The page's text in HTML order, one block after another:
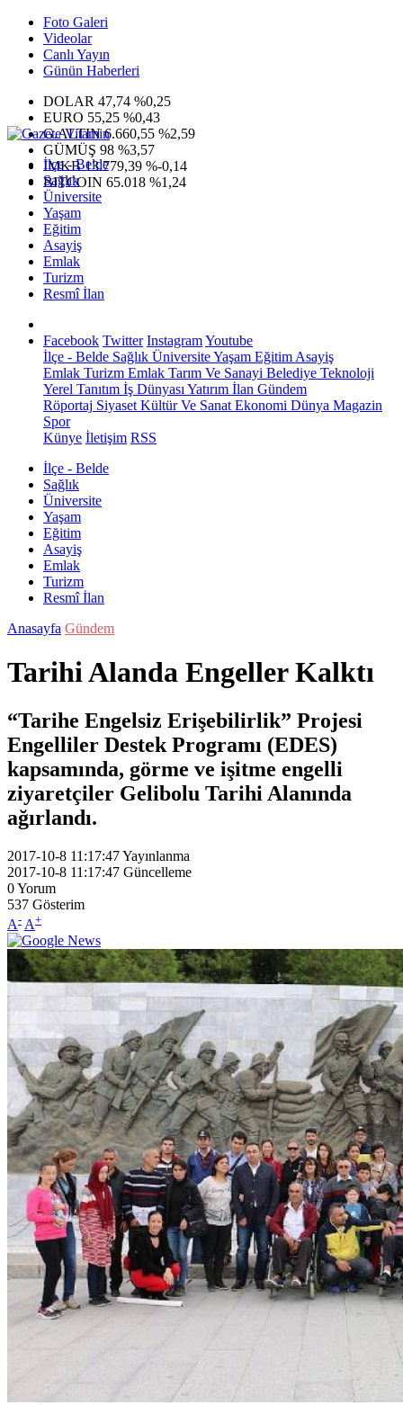
Foto Galeri
Videolar
Canlı Yayın
Günün Haberleri
DOLAR 47,74 %0,25
EURO 55,25 %0,43
G.ALTIN6.660,55 %2,59
GÜMÜŞ 98 %3,57
IMKB13.779,39 %-0,14
BITCOIN 65.018 %1,24
İlçe - Belde
Sağlık
Üniversite
Yaşam
Eğitim
Asayiş
Emlak
Turizm
Resmî İlan
Facebook Twitter InstagramYoutube
İlçe - Belde Sağlık ÜniversiteYaşam Eğitim Asayiş
Emlak Turizm Emlak Tarım Ve Sanayi Belediye Teknoloji
Yerel Tanıtım İş Dünyası Yatırım İlan Gündem
Röportaj Siyaset Kültür Ve Sanat Ekonomi Dünya Magazin
Spor
Künye İletişim RSS
İlçe - Belde
Sağlık
Üniversite
Yaşam
Eğitim
Asayiş
Emlak
Turizm
Resmî İlan
Anasayfa Gündem
Tarihi Alanda Engeller Kalktı
“Tarihe Engelsiz Erişebilirlik” Projesi
Engelliler Destek Programı (EDES)
kapsamında, görme ve işitme engelli
ziyaretçiler Gelibolu Tarihi Alanında
ağırlandı.
2017-10-8 11:17:47Yayınlanma
2017-10-8 11:17:47 Güncelleme
0Yorum
537 Gösterim
A- A+